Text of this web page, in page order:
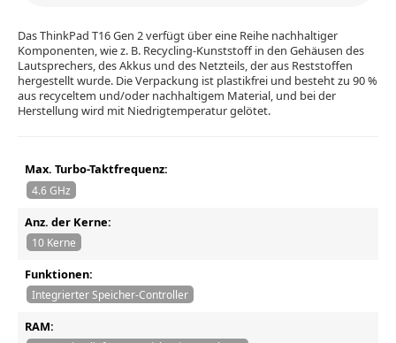
Das ThinkPad T16 Gen 2 verfügt über eine Reihe nachhaltiger
Komponenten, wie z. B. Recycling-Kunststoff in den Gehäusen des
Lautsprechers, des Akkus und des Netzteils, der aus Reststoffen
hergestellt wurde. Die Verpackung ist plastikfrei und besteht zu 90 %
aus recyceltem und/oder nachhaltigem Material, und bei der
Herstellung wird mit Niedrigtemperatur gelötet.
Max. Turbo-Taktfrequenz:
4.6 GHz
Anz. der Kerne:
10 Kerne
Funktionen:
Integrierter Speicher-Controller
RAM: